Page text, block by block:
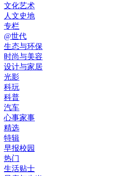
文化艺术
人文史地
专栏
@世代
生态与环保
时尚与美容
设计与家居
光影
科玩
科普
汽车
心事家事
精选
特辑
早报校园
热门
生活贴士